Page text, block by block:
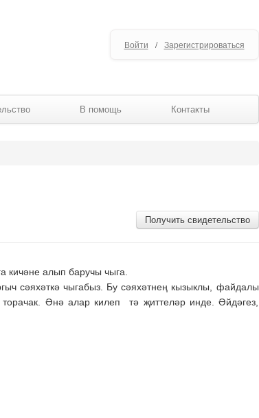
Войти / Зарегистрироваться
В помощь Контакты
Получить свидетельство
кичәне алып баручы чыга.
сәяхәткә чыгабыз. Бу сәяхәтнең кызыклы, файдалы
Әнә алар килеп тә җиттеләр инде. Әйдәгез,